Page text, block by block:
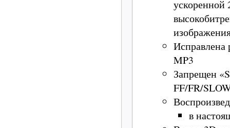
ускоренной
Исправлена
MP3
Запрещен
FF/FR/
в